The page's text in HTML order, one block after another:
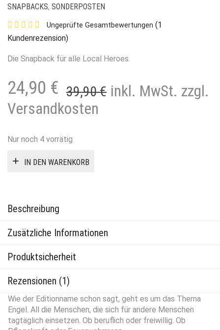
SNAPBACKS, SONDERPOSTEN
Ungeprüfte Gesamtbewertungen (1
Kundenrezension)
Die Snapback für alle Local Heroes.
39,90€ Ursprünglicher
24,90 €
Aktueller
inkl. MwSt. zzgl.
Versandkosten
Nur noch 4 vorrätig
IN DEN WARENKORB
Beschreibung
Zusätzliche Informationen
Produktsicherheit
Rezensionen (1)
Wie der Editionname schon sagt, geht es um das Thema
Engel. All die Menschen, die sich für andere Menschen
tagtäglich einsetzen. Ob beruflich oder freiwillig. Ob